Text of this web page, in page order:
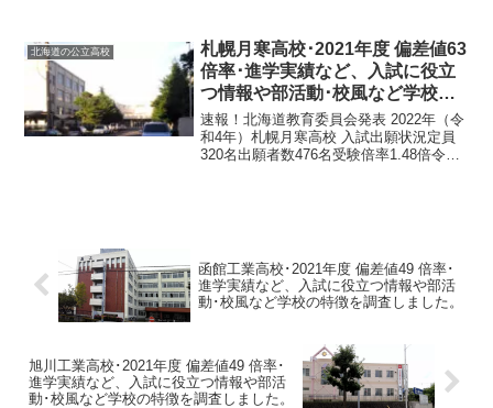
学科50道内 偏差値順位138位道内公立...
北海道の公立高校
札幌月寒高校･2021年度 偏差値63
倍率･進学実績など、入試に役立
つ情報や部活動･校風など学校の
特徴を調査しました。
速報！北海道教育委員会発表 2022年（令
和4年）札幌月寒高校 入試出願状況定員
320名出願者数476名受験倍率1.48倍令和4
函館工業高校･2021年度 偏差値49 倍率･
進学実績など、入試に役立つ情報や部活
動･校風など学校の特徴を調査しました。
旭川工業高校･2021年度 偏差値49 倍率･
進学実績など、入試に役立つ情報や部活
動･校風など学校の特徴を調査しました。